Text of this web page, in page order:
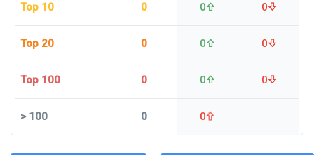
Top 10 0 0 0
Top 20 0 0 0
Top 100 0 0 0
>100 0 0